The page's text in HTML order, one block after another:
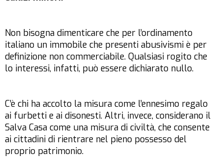
Non bisogna dimenticare che per l’ordinamento
italiano un immobile che presenti abusivismi è per
definizione non commerciabile. Qualsiasi rogito che
lo interessi, infatti, può essere dichiarato nullo.
C’è chi ha accolto la misura come l’ennesimo regalo
ai furbetti e ai disonesti. Altri, invece, considerano il
Salva Casa come una misura di civiltà, che consente
ai cittadini di rientrare nel pieno possesso del
proprio patrimonio.